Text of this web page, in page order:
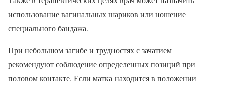
использование вагинальных шариков или ношение
специального бандажа.
При небольшом загибе и трудностях с зачатием
рекомендуют соблюдение определенных позиций при
половом контакте. Если матка находится в положении